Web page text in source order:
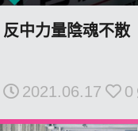
聯絡我們
私
反中力量陰魂不散
2021.06.17 0